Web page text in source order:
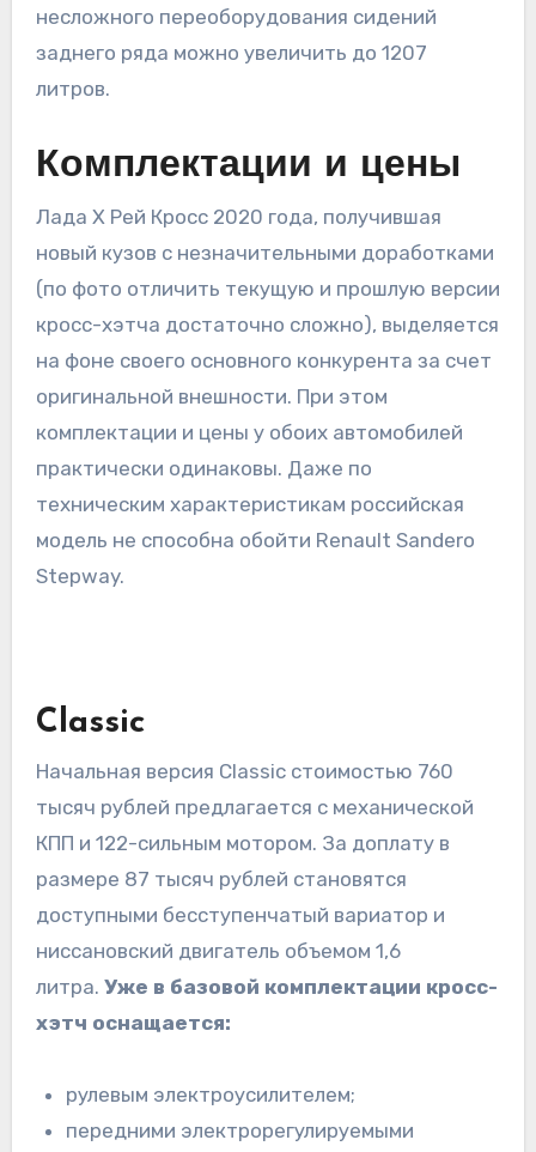
несложного переоборудования сидений
заднего ряда можно увеличить до 1207
литров.
Комплектации и цены
Лада Х Рей Кросс 2020 года, получившая
новый кузов с незначительными доработками
(по фото отличить текущую и прошлую версии
кросс-хэтча достаточно сложно), выделяется
на фоне своего основного конкурента за счет
оригинальной внешности. При этом
комплектации и цены у обоих автомобилей
практически одинаковы. Даже по
техническим характеристикам российская
модель не способна обойти Renault Sandero
Stepway.
Classic
Начальная версия Classic стоимостью 760
тысяч рублей предлагается с механической
КПП и 122-сильным мотором. За доплату в
размере 87 тысяч рублей становятся
доступными бесступенчатый вариатор и
ниссановский двигатель объемом 1,6
литра. Уже в базовой комплектации кросс-
хэтч оснащается:
рулевым электроусилителем;
передними электрорегулируемыми